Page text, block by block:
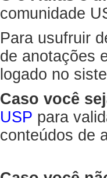
comunidade
Para usufruir
de anotações
logado no
Caso você
USP para
conteúdos de